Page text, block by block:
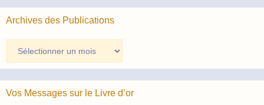
Archives des Publications
des
Publications
Vos Messages sur le Livre d’or